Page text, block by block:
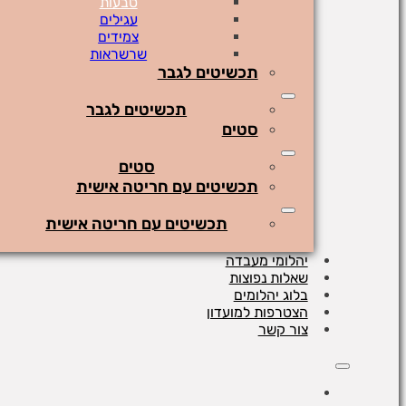
עגילים
צמידים
שרשראות
תכשיטים לגבר
תכשיטים לגבר
סטים
סטים
תכשיטים עם חריטה אישית
תכשיטים עם חריטה אישית
יהלומי מעבדה
שאלות נפוצות
בלוג יהלומים
הצטרפות למועדון
צור קשר